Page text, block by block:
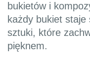
bukietów i
każdy bukiet staje
sztuki, które
pięknem.